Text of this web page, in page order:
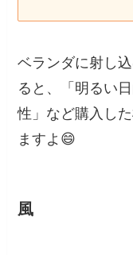
ベランダに射し
ると、「明るい
性」など購入し
ますよ😄
風